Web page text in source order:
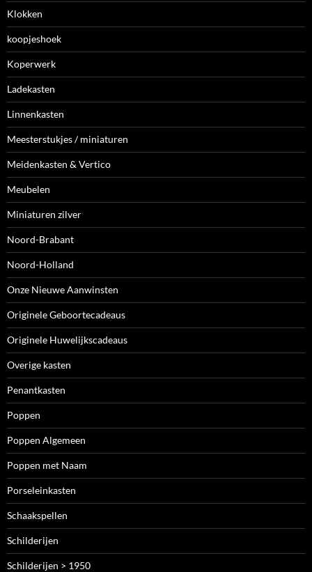
Klokken
koopjeshoek
Koperwerk
Ladekasten
Linnenkasten
Meesterstukjes / miniaturen
Meidenkasten & Vertico
Meubelen
Miniaturen zilver
Noord-Brabant
Noord-Holland
Onze Nieuwe Aanwinsten
Originele Geboortecadeaus
Originele Huwelijkscadeaus
Overige kasten
Penantkasten
Poppen
Poppen Algemeen
Poppen met Naam
Porseleinkasten
Schaakspellen
Schilderijen
Schilderijen > 1950